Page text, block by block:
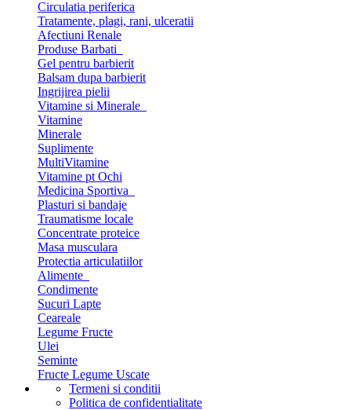
Circulatia periferica
Tratamente, plagi, rani, ulceratii
Afectiuni Renale
Produse Barbati
Gel pentru barbierit
Balsam dupa barbierit
Ingrijirea pielii
Vitamine si Minerale
Vitamine
Minerale
Suplimente
MultiVitamine
Vitamine pt Ochi
Medicina Sportiva
Plasturi si bandaje
Traumatisme locale
Concentrate proteice
Masa musculara
Protectia articulatiilor
Alimente
Condimente
Sucuri Lapte
Ceareale
Legume Fructe
Ulei
Seminte
Fructe Legume Uscate
Termeni si conditii
Politica de confidentialitate